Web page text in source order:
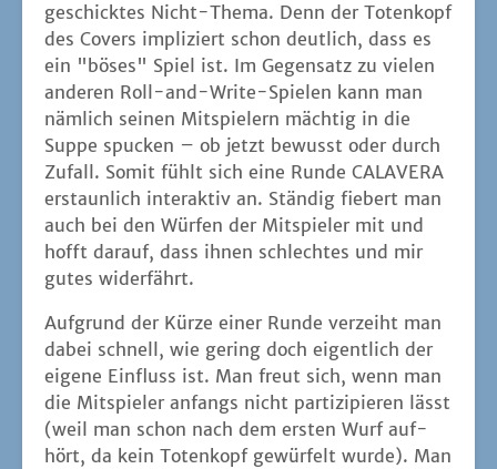
geschick­tes Nicht-The­ma. Denn der Toten­kopf
des Covers impli­ziert schon deut­lich, dass es
ein "böses" Spiel ist. Im Gegen­satz zu vie­len
ande­ren Roll-and-Wri­te-Spie­len kann man
näm­lich sei­nen Mit­spie­lern mäch­tig in die
Sup­pe spu­cken – ob jetzt bewusst oder durch
Zufall. Somit fühlt sich eine Run­de CALAVERA
erstaun­lich inter­ak­tiv an. Stän­dig fie­bert man
auch bei den Wür­fen der Mit­spie­ler mit und
hofft dar­auf, dass ihnen schlech­tes und mir
gutes widerfährt.
Auf­grund der Kür­ze einer Run­de ver­zeiht man
dabei schnell, wie gering doch eigent­lich der
eige­ne Ein­fluss ist. Man freut sich, wenn man
die Mit­spie­ler anfangs nicht par­ti­zi­pie­ren lässt
(weil man schon nach dem ers­ten Wurf auf­
hört, da kein Toten­kopf gewür­felt wur­de). Man